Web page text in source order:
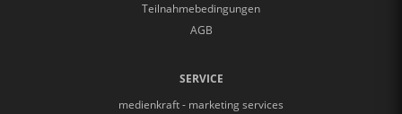
Teilnahmebedingungen
AGB
SERVICE
medienkraft - marketing services